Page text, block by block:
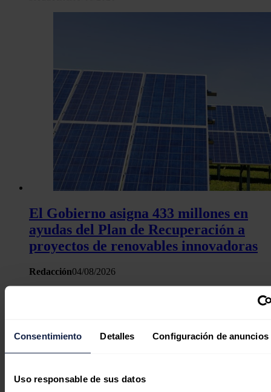
Consentimiento Detalles Configuración de anuncios
Uso responsable de sus datos
El Gobierno asigna 433 millones en
ayudas del Plan de Recuperación a
proyectos de renovables innovadoras
Redacción04/08/2026
7 comentarios
07/07/2026